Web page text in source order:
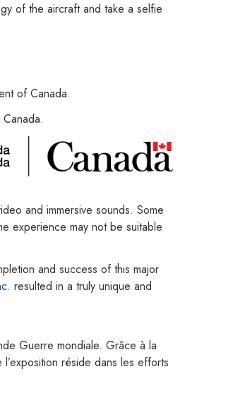
of the aircraft and take a selfie
of Canada.
and immersive sounds. Some
experience may not be suitable
and success of this major
resulted in a truly unique and
Guerre mondiale. Grâce à la
réside dans les efforts